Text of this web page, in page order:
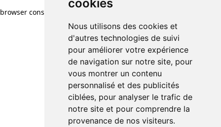
cookies
Nous utilisons des cookies et
d'autres technologies de suivi
pour améliorer votre expérience
de navigation sur notre site, pour
vous montrer un contenu
personnalisé et des publicités
ciblées, pour analyser le trafic de
notre site et pour comprendre la
provenance de nos visiteurs.
browser console for more information)